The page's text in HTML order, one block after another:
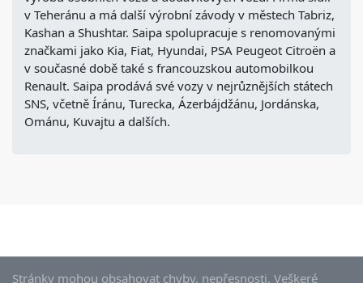
v Teheránu a má další výrobní závody v městech Tabriz,
Kashan a Shushtar. Saipa spolupracuje s renomovanými
značkami jako Kia, Fiat, Hyundai, PSA Peugeot Citroën a
v současné době také s francouzskou automobilkou
Renault. Saipa prodává své vozy v nejrůznějších státech
SNS, včetně Íránu, Turecka, Ázerbájdžánu, Jordánska,
Ománu, Kuvajtu a dalších.
Stránky mohou obsahovat chyby, nepřesnosti. Veškeré